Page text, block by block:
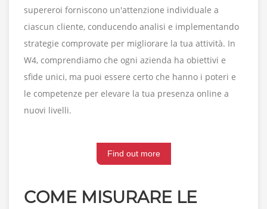
supereroi forniscono un'attenzione individuale a
ciascun cliente, conducendo analisi e implementando
strategie comprovate per migliorare la tua attività. In
W4, comprendiamo che ogni azienda ha obiettivi e
sfide unici, ma puoi essere certo che hanno i poteri e
le competenze per elevare la tua presenza online a
nuovi livelli.
Find out more
COME MISURARE LE